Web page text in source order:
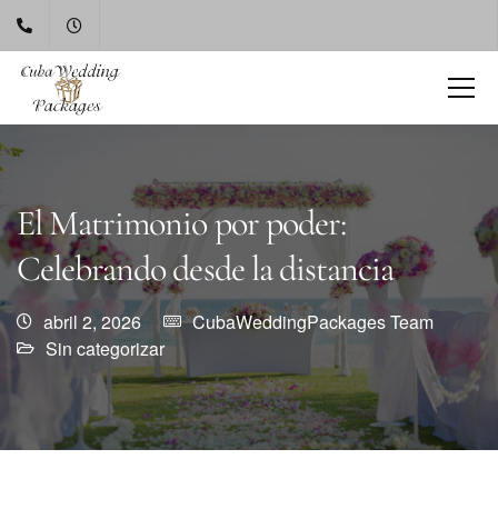
El Matrimonio por poder:
Celebrando desde la distancia
abril 2, 2026
CubaWeddingPackages Team
Sin categorizar